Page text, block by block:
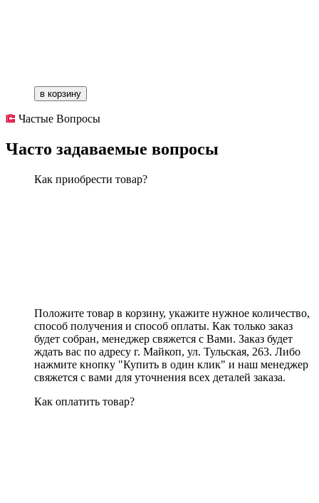
в корзину
Частые Вопросы
Часто задаваемые вопросы
Как приобрести товар?
Положите товар в корзину, укажите нужное количество,
способ получения и способ оплаты. Как только заказ
будет собран, менеджер свяжется с Вами. Заказ будет
ждать вас по адресу г. Майкоп, ул. Тульская, 263. Либо
нажмите кнопку "Купить в один клик" и наш менеджер
свяжется с вами для уточнения всех деталей заказа.
Как оплатить товар?